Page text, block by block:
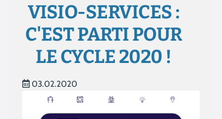
VISIO-SERVICES :
C'EST PARTI POUR
LE CYCLE 2020 !
03.02.2020